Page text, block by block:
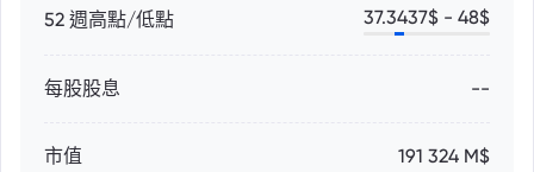
52 週高點/低點 37.3437$ - 48$
每股股息 --
市值 191 324 M$